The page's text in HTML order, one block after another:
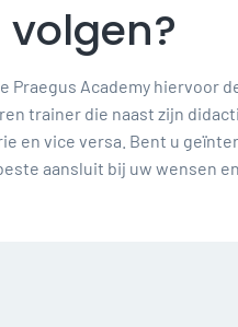
Praegus Academy
trainer die naast zijn
en vice versa. Bent u
aansluit bij uw wensen